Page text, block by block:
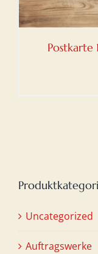
Postkarte
Uncategorized
Auftragswerke